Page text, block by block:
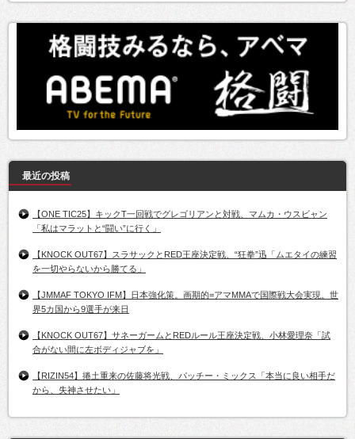
最近の投稿
【ONE TIC25】キックT一回戦でグレゴリアンと対戦、マムカ・ウスビャン
「私はマラットと“闘い”に行く」
【KNOCK OUT67】スラサックとRED王座決定戦、“狂拳”迅「ムエタイの練習
を一切やらないから勝てる」
【JMMAF TOKYO IFM】日本強化策。画期的=アマMMAで国際戦大会実現。世
界5カ国から9選手が来日
【KNOCK OUT67】サネーガームとREDルール王座決定戦、小林愛理奈「試
合がない間に左ボディジャブを」
【RIZIN54】捲土重来の佐藤将光戦、パッチー・ミックス「本当に良い相手だ
から、失神させたい」